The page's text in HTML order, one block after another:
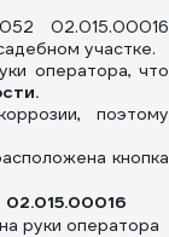
02.015.00016
участке.
оператора, что
поэтому
кнопка
руки оператора